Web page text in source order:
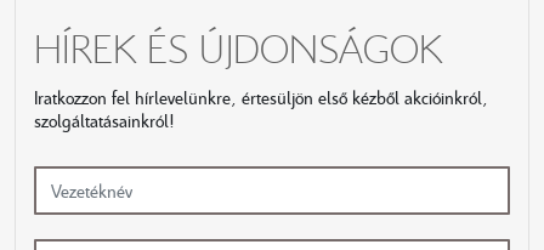
HÍREK ÉS ÚJDONSÁGOK
Iratkozzon fel hírlevelünkre, értesüljön első kézből akcióinkról,
szolgáltatásainkról!